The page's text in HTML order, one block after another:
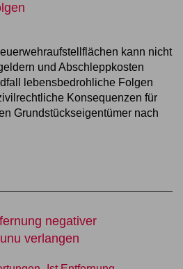
kann nicht
und Abschleppkosten
lebensbedrohliche Folgen
Konsequenzen für
Grundstückseigentümer nach
negativer
verlangen